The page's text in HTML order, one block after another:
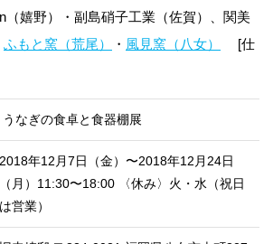
（嬉野）・副島硝子工業（佐賀）、関美
ふもと窯（荒尾） ・ 風見窯（八女）
[仕
うなぎの食卓と食器棚展
2018年12月7日（金）〜2018年12月24日
（月）11:30〜18:00 〈休み〉火・水（祝日
は営業）